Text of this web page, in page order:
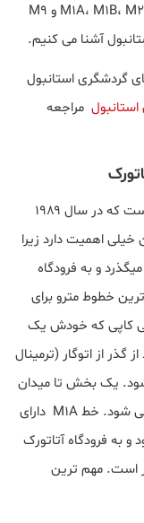
شود و دارای خطوط M1A، M1B، M2، M3، M4، M5، M6، M7 و M9
آشنا می کنیم.
گردشگری استانبول
مراجعه
یکی از قدیمی ترین خطوط مترو این شهر M1 است که در سال ۱۹۸۹
گردشگران خیلی اهمیت دارد زیرا
و به فرودگاه
خطوط مترو برای
کاپی که خودش یک
از اتوگار (ترمینال
یک بخش تا میدان
باجیلار و بخش دیگر تا فرودگاه آتاتورک ختم می شود. خط M1A دارای
به فرودگاه آتاتورک
مسافتی حدود ۲۶ کیلومتر است. مهم ترین